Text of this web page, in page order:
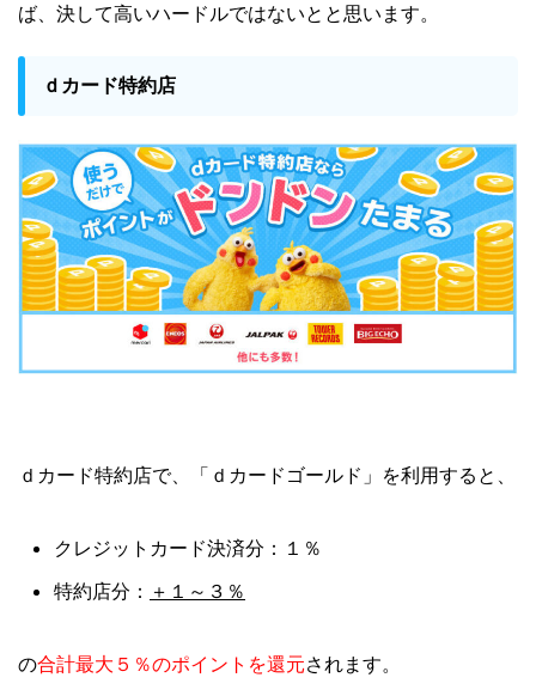
ば、決して高いハードルではないとと思います。
ｄカード特約店
ｄカード特約店で、「ｄカードゴールド」を利用すると、
クレジットカード決済分：１％
特約店分： ＋１～３％
の合計最大５％のポイントを還元されます。